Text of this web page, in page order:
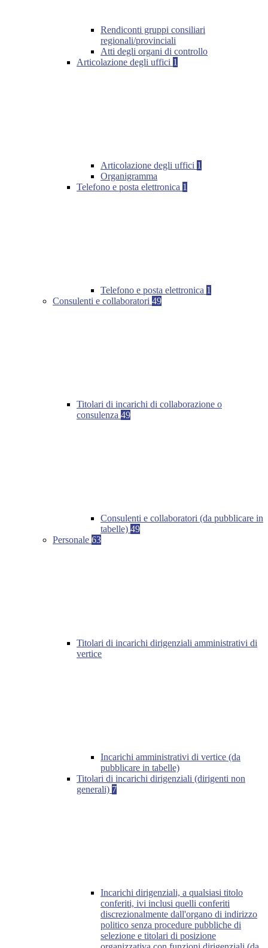
Rendiconti gruppi consiliari
regionali/provinciali
Atti degli organi di controllo
Articolazione degli uffici 1
Articolazione degli uffici 1
Organigramma
Telefono e posta elettronica 1
Telefono e posta elettronica 1
Consulenti e collaboratori 49
Titolari di incarichi di collaborazione o
consulenza 49
Consulenti e collaboratori (da pubblicare in
tabelle) 49
Personale 63
Titolari di incarichi dirigenziali amministrativi di
vertice
Incarichi amministrativi di vertice (da
pubblicare in tabelle)
Titolari di incarichi dirigenziali (dirigenti non
generali) 7
Incarichi dirigenziali, a qualsiasi titolo
conferiti, ivi inclusi quelli conferiti
discrezionalmente dall'organo di indirizzo
politico senza procedure pubbliche di
selezione e titolari di posizione